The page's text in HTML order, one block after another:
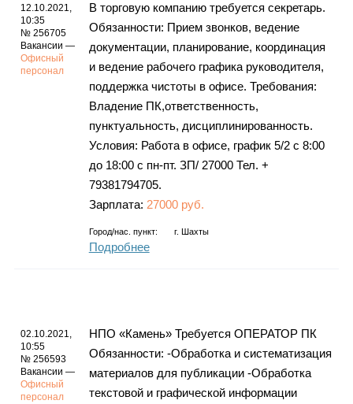
Гороскоп
Карты
Фотогалерея
12.10.2021,
10:35
№ 256705
Вакансии —
Офисный
персонал
В торговую компанию требуется секретарь.
Обязанности: Прием звонков, ведение
документации, планирование, координация
и ведение рабочего графика руководителя,
поддержка чистоты в офисе. Требования:
Владение ПК,ответственность,
пунктуальность, дисциплинированность.
Условия: Работа в офисе, график 5/2 с 8:00
до 18:00 с пн-пт. ЗП/ 27000 Тел. +
79381794705.
Зарплата: 27000 руб.
Город/нас. пункт: г. Шахты
Подробнее
02.10.2021,
10:55
№ 256593
Вакансии —
Офисный
персонал
НПО «Камень» Требуется ОПЕРАТОР ПК
Обязанности: -Обработка и систематизация
материалов для публикации -Обработка
текстовой и графической информации